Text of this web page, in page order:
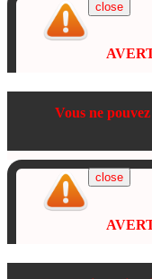
close
Vous ne
close